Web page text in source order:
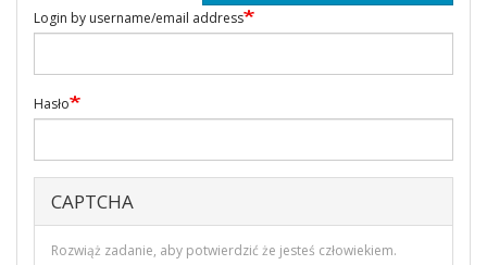
Login by username/email address
Hasło
CAPTCHA
Rozwiąż zadanie, aby potwierdzić że jesteś człowiekiem.